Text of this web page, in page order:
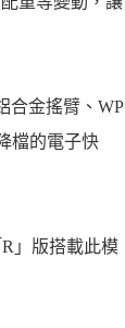
合金搖臂、WP
檔的電子快
」版搭載此模